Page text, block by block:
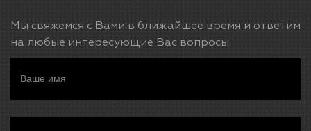
Мы свяжемся с Вами в ближайшее время и ответим
на любые интересующие Вас вопросы.